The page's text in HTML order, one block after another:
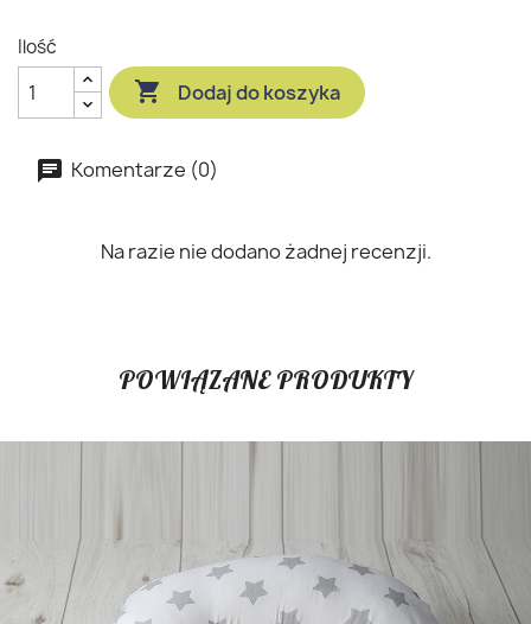
Ilość
 Dodaj do koszyka
Komentarze (0)
Na razie nie dodano żadnej recenzji.
POWIĄZANE PRODUKTY